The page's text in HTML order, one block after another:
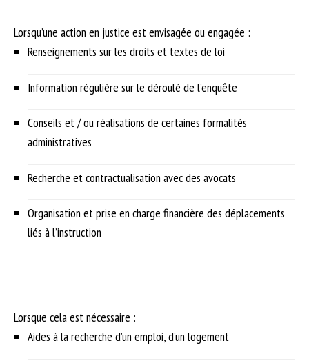
Lorsqu’une action en justice est envisagée ou engagée :
Renseignements sur les droits et textes de loi
Information régulière sur le déroulé de l’enquête
Conseils et / ou réalisations de certaines formalités
administratives
Recherche et contractualisation avec des avocats
Organisation et prise en charge financière des déplacements
liés à l’instruction
Lorsque cela est nécessaire :
Aides à la recherche d’un emploi, d’un logement